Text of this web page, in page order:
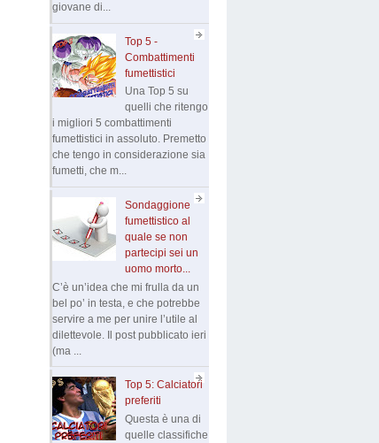
giovane di...
Top 5 -
Combattimenti
fumettistici
Una Top 5 su
quelli che ritengo
i migliori 5 combattimenti
fumettistici in assoluto. Premetto
che tengo in considerazione sia
fumetti, che m...
Sondaggione
fumettistico al
quale se non
partecipi sei un
uomo morto...
C’è un’idea che mi frulla da un
bel po’ in testa, e che potrebbe
servire a me per unire l’utile al
dilettevole. Il post pubblicato ieri
(ma ...
Top 5: Calciatori
preferiti
Questa è una di
quelle classifiche